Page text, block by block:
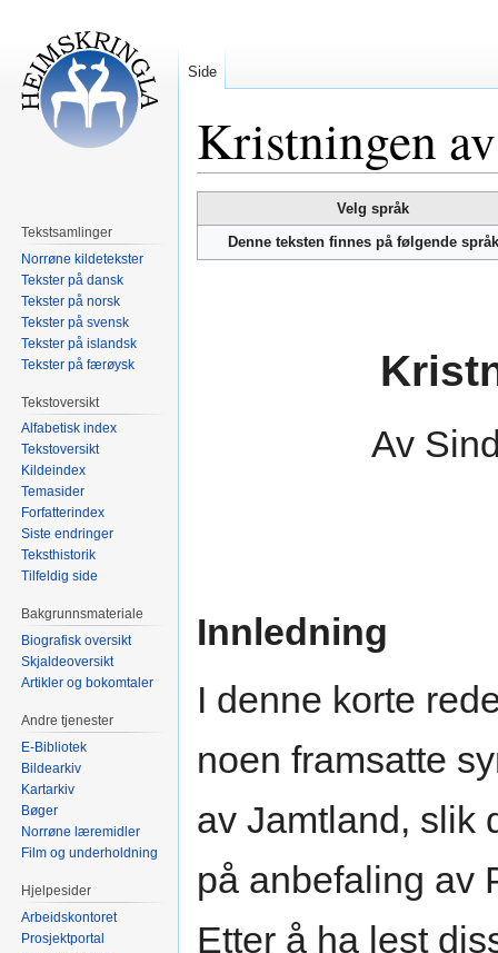
Kristningen
til
navigering
til
Velg språk
Denne teksten finnes på følgende
Av
Innledning
I denne korte
noen framsatte
av Jamtland, slik
på anbefaling av
Etter å ha lest
Side
Tekstsamlinger
Norrøne kildetekster
Tekster på dansk
Tekster på norsk
Tekster på svensk
Tekster på islandsk
Tekster på færøysk
Tekstoversikt
Alfabetisk index
Tekstoversikt
Kildeindex
Temasider
Forfatterindex
Siste endringer
Teksthistorik
Tilfeldig side
Bakgrunnsmateriale
Biografisk oversikt
Skjaldeoversikt
Artikler og bokomtaler
Andre tjenester
E-Bibliotek
Bildearkiv
Kartarkiv
Bøger
Norrøne læremidler
Film og underholdning
Hjelpesider
Arbeidskontoret
Prosjektportal